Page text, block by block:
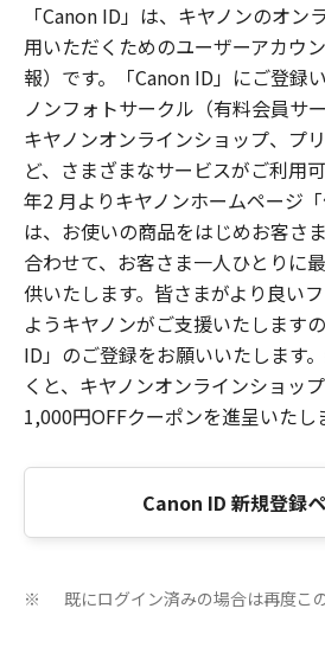
「Canon ID」は、キヤノンのオン
用いただくためのユーザーアカウ
報）です。「Canon ID」にご登録
ノンフォトサークル（有料会員サ
キヤノンオンラインショップ、プ
ど、さまざまなサービスがご利用
年2 月よりキヤノンホームページ
は、お使いの商品をはじめお客さ
合わせて、お客さま一人ひとりに
供いたします。皆さまがより良い
ようキヤノンがご支援いたします
ID」のご登録をお願いいたします
くと、キヤノンオンラインショッ
1,000円OFFクーポンを進呈いたし
Canon ID 新規登録
※ 既にログイン済みの場合は再度こ